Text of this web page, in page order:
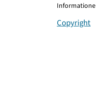
Copyright